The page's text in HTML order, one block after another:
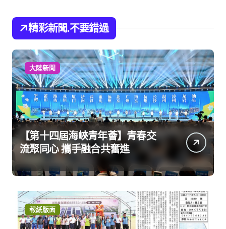
精彩新聞.不要錯過
大陸新聞
【第十四屆海峽青年薈】青春交
流聚同心 攜手融合共奮進
報紙版面